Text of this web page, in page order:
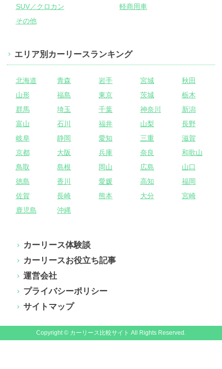
SUV／クロカン
軽商用車
その他
エリア別カーリースランキング
北海道 青森 岩手 宮城
秋田
山形
福島 東京 茨城
栃木
群馬
埼玉 千葉 神奈川
新潟
富山
石川 福井 山梨
長野
岐阜
静岡 愛知 三重
滋賀
京都
大阪 兵庫 奈良
和歌山
鳥取
島根 岡山 広島
山口
徳島
香川 愛媛 高知
福岡
佐賀
長崎 熊本 大分
宮崎
鹿児島
沖縄
カーリース体験談
カーリースお役立ち記事
運営会社
プライバシーポリシー
サイトマップ
Copyright © カーリース比較サイト All Rights Reserved.